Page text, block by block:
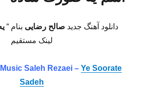
دانلود آهنگ جدید صالح رضایی بنام “
لینک مستقیم
Saleh Rezaei – Ye Soorate
Sadeh